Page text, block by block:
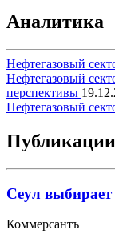
Аналитика
Нефтегазовый
Нефтегазовый
перспективы
Нефтегазовый
Сеул выбирает
Коммерсантъ